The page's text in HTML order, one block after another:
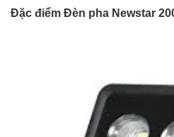
Đặc điểm Đèn pha Newstar